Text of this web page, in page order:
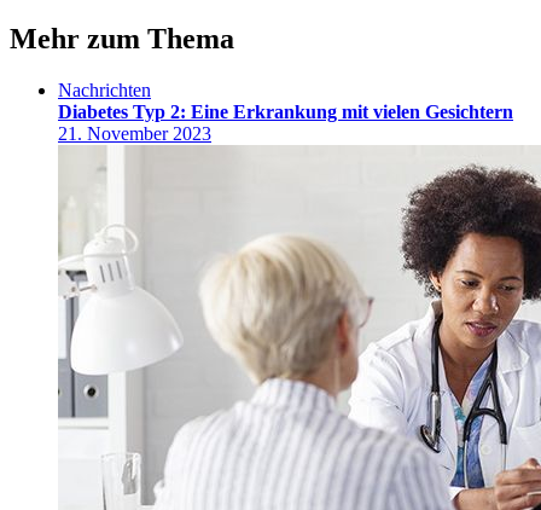
Mehr zum Thema
Nachrichten
Diabetes Typ 2: Eine Erkrankung mit vielen Gesichtern
21. November 2023